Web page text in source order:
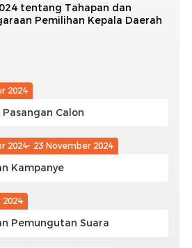
tentang Tahapan dan
Pemilihan Kepala Daerah
2024
Calon
2024- 23 November 2024
Kampanye
Pemungutan Suara